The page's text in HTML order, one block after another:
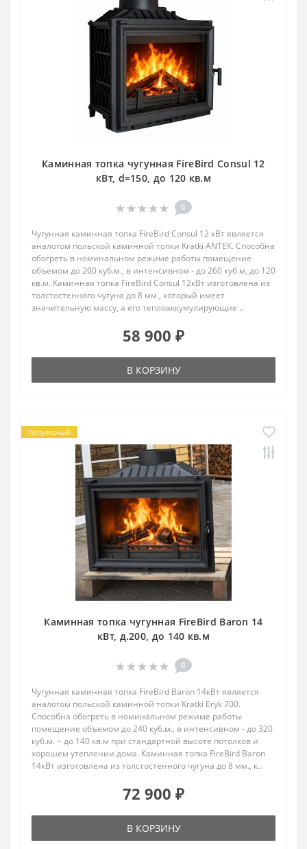
Каминная топка чугунная FireBird Consul 12
кВт, d=150, до 120 кв.м
0
Чугунная каминная топка FireBird Consul 12 кВт является
аналогом польской каминной топки Kratki ANTEK. Способна
обогреть в номинальном режиме работы помещение
объемом до 200 куб.м., в интенсивном - до 260 куб.м, до 120
кв.м. Каминная топка FireBird Consul 12кВт изготовлена из
толстостенного чугуна до 8 мм., который имеет
значительную массу, а его теплоаккумулирующие ..
58 900 ₽
В КОРЗИНУ
Популярный
Каминная топка чугунная FireBird Baron 14
кВт, д.200, до 140 кв.м
0
Чугунная каминная топка FireBird Baron 14кВт является
аналогом польской каминной топки Kratki Eryk 700.
Способна обогреть в номинальном режиме работы
помещение объемом до 240 куб.м., в интенсивном - до 320
куб.м. ~ до 140 кв.м при стандартной высоте потолков и
хорошем утеплении дома. Каминная топка FireBird Baron
14кВт изготовлена из толстостенного чугуна до 8 мм., к..
72 900 ₽
В КОРЗИНУ